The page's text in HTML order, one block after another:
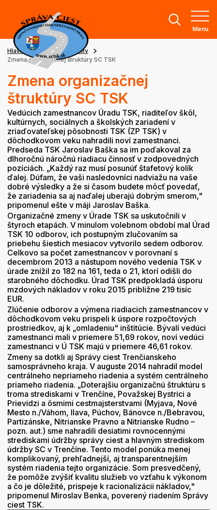
Menu
Hlavná stránka
Aktuality
Zmena organizačnej štruktúry SC TSK
Zmena organizačnej
štruktúry SC TSK
Vedúcich zamestnancov Úradu TSK, riaditeľov škôl,
kultúrnych, sociálnych a školských zariadení v
zriaďovateľskej pôsobnosti TSK (ZP TSK) v
dôchodkovom veku nahradili noví zamestnanci.
Predseda TSK Jaroslav Baška sa im poďakoval za
dlhoročnú náročnú riadiacu činnosť v zodpovedných
pozíciách. „Každý raz musí posunúť štafetový kolík
ďalej. Dúfam, že vaši nasledovníci nadviažu na vaše
dobré výsledky a že si časom budete môcť povedať,
že zariadenia sa aj naďalej uberajú dobrým smerom,"
pripomenul ešte v máji Jaroslav Baška.
Organizačné zmeny v Úrade TSK sa uskutočnili v
štyroch etapách. V minulom volebnom období mal Úrad
TSK 10 odborov, ich postupným zlučovaním sa
priebehu šiestich mesiacov vytvorilo sedem odborov.
Celkovo sa počet zamestnancov v porovnaní s
decembrom 2013 a nástupom nového vedenia TSK v
úrade znížil zo 182 na 161, teda o 21, ktorí odišli do
starobného dôchodku. Úrad TSK predpokladá úsporu
mzdových nákladov v roku 2015 približne 219 tisíc
EUR.
Zlúčenie odborov a výmena riadiacich zamestnancov v
dôchodkovom veku prispeli k úspore rozpočtových
prostriedkov, aj k „omladeniu" inštitúcie. Bývalí vedúci
zamestnanci mali v priemere 51,69 rokov, noví vedúci
zamestnanci v Ú TSK majú v priemere 46,61 rokov.
Zmeny sa dotkli aj Správy ciest Trenčianskeho
samosprávneho kraja. V auguste 2014 nahradil model
centrálneho nepriameho riadenia a systém centrálneho
priameho riadenia. „Doterajšiu organizačnú štruktúru s
troma strediskami v Trenčíne, Považskej Bystrici a
Prievidzi a ôsmimi cestmajsterstvami (Myjava, Nové
Mesto n./Váhom, Ilava, Púchov, Bánovce n./Bebravou,
Partizánske, Nitrianske Pravno a Nitrianske Rudno –
pozn. aut.) sme nahradili desiatimi rovnocennými
strediskami údržby správy ciest a hlavným strediskom
údržby SC v Trenčíne. Tento model ponúka menej
komplikovaný, prehľadnejší, aj transparentnejším
systém riadenia tejto organizácie. Som presvedčený,
že pomôže zvýšiť kvalitu služieb vo vzťahu k výkonom
a čo je dôležité, prispeje k racionalizácii nákladov,"
pripomenul Miroslav Benka, poverený riadením Správy
ciest TSK.